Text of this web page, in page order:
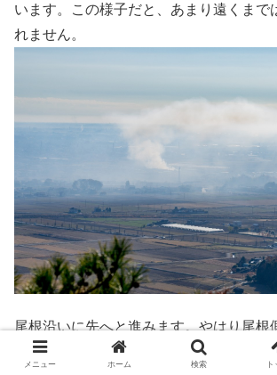
います。この様子だと、あまり遠くまで
れません。
尾根沿いに先へと進みます。やはり尾根
まりメジャーではないらしく、登山口で
メニュー ホーム 検索